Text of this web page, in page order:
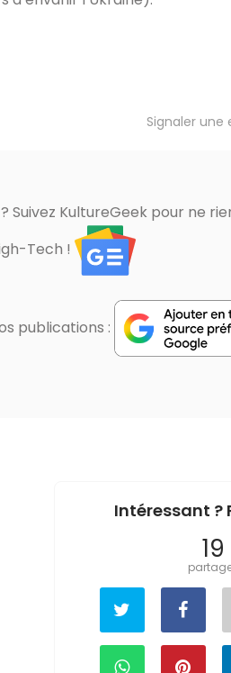
Signaler une
Suivez KultureGeek pour ne
Tech !
publications :
Intéressant ?
19